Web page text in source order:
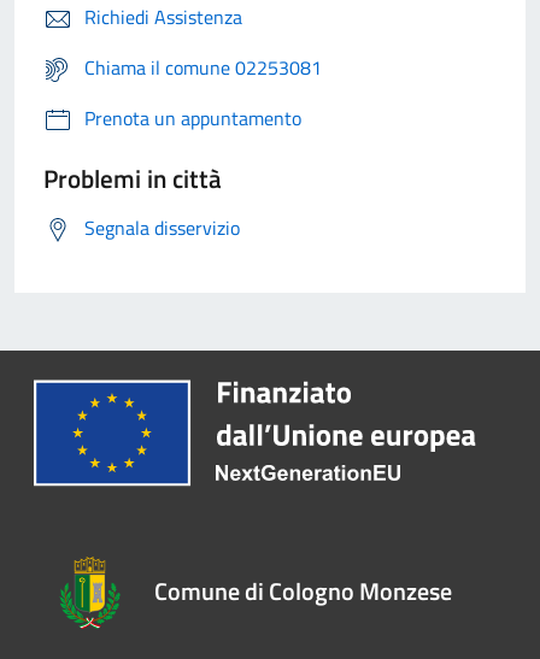
Richiedi Assistenza
Chiama il comune 02253081
Prenota un appuntamento
Problemi in città
Segnala disservizio
Comune di Cologno Monzese